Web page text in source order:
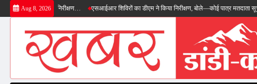
Skip
to
Aug 8, 2026
ने किया निरीक्षण… एसआईआर शिविरों का डीएम ने किया निरीक्षण, बोले—कोई पात्र मतदाता सूची से न